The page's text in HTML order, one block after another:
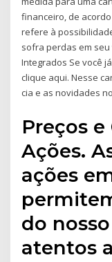
financeiro, de
refere à
sofra perdas em
Integrados Se você
clique aqui. Nesse
cia e as novidades
Preços
Ações.
ações
do
atentos